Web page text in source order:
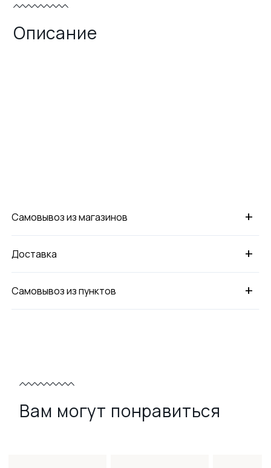
Описание
+
Самовывоз из магазинов
+
Доставка
+
Самовывоз из пунктов
Вам могут понравиться